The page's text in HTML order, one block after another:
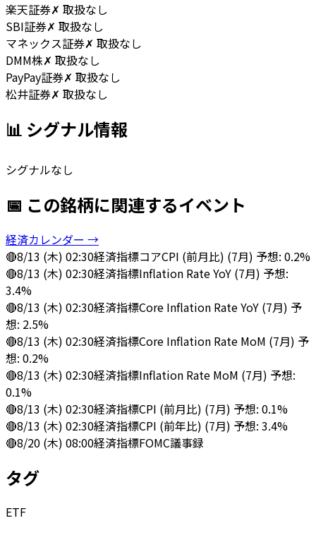
楽天証券✗ 取扱なし
SBI証券✗ 取扱なし
マネックス証券✗ 取扱なし
DMM株✗ 取扱なし
PayPay証券✗ 取扱なし
松井証券✗ 取扱なし
📊 シグナル情報
シグナルなし
📅 この銘柄に関連するイベント
経済カレンダー →
🔴8/13 (木) 02:30経済指標コアCPI (前月比) (7月) 予想: 0.2%
🔴8/13 (木) 02:30経済指標Inflation Rate YoY (7月) 予想:
3.4%
🔴8/13 (木) 02:30経済指標Core Inflation Rate YoY (7月) 予
想: 2.5%
🔴8/13 (木) 02:30経済指標Core Inflation Rate MoM (7月) 予
想: 0.2%
🔴8/13 (木) 02:30経済指標Inflation Rate MoM (7月) 予想:
0.1%
🔴8/13 (木) 02:30経済指標CPI (前月比) (7月) 予想: 0.1%
🔴8/13 (木) 02:30経済指標CPI (前年比) (7月) 予想: 3.4%
🔴8/20 (木) 08:00経済指標FOMC議事録
タグ
ETF